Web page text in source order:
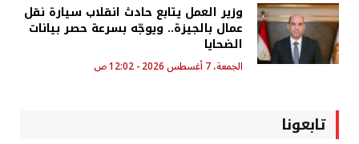
وزير العمل يتابع حادث انقلاب سيارة نقل
عمال بالجيزة.. ويوجّه بسرعة حصر بيانات
الضحايا
الجمعة، 7 أغسطس 2026 - 12:02 ص
تابعونا